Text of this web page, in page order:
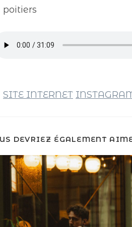
poitiers
SITE INTERNET
DEVRIEZ ÉGALEMENT